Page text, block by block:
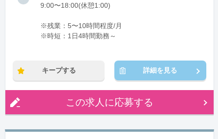
9:00〜18:00(休憩1:00)
※残業：5〜10時間程度/月
※時短：1日4時間勤務～
キープする 詳細を見る
この求人に応募する